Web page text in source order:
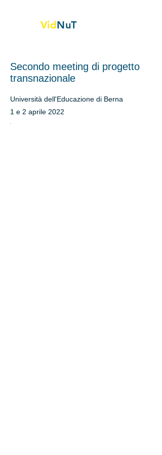
VidNuT
Secondo meeting di progetto
transnazionale
Università dell'Educazione di Berna
1 e 2 aprile 2022